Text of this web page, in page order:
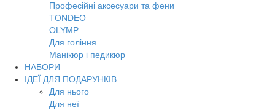
Професійні аксесуари та фени
TONDEO
OLYMP
Для гоління
Манікюр і педикюр
НАБОРИ
ІДЕЇ ДЛЯ ПОДАРУНКІВ
Для нього
Для неї